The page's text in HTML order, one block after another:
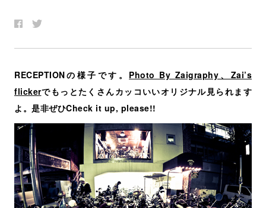
RECEPTIONの様子です。 Photo By Zaigraphy、Zai’s
flickerでもっとたくさんカッコいいオリジナル見られます
よ。是非ぜひCheck it up, please!!